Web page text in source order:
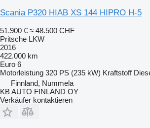
Scania P320 HIAB XS 144 HIPRO H-5
51.900 € ≈ 48.500 CHF
Pritsche LKW
2016
422.000 km
Euro 6
Motorleistung 320 PS (235 kW) Kraftstoff
Finnland, Nummela
KB AUTO FINLAND OY
Verkäufer kontaktieren